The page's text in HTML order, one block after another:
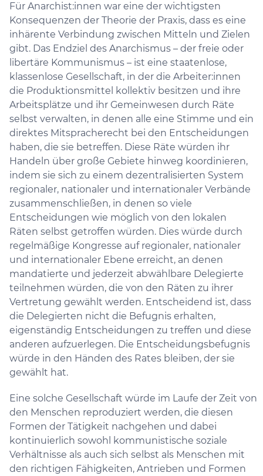
Für Anarchist:innen war eine der wichtigsten
Konsequenzen der Theorie der Praxis, dass es eine
inhärente Verbindung zwischen Mitteln und Zielen
gibt. Das Endziel des Anarchismus – der freie oder
libertäre Kommunismus – ist eine staatenlose,
klassenlose Gesellschaft, in der die Arbeiter:innen
die Produktionsmittel kollektiv besitzen und ihre
Arbeitsplätze und ihr Gemeinwesen durch Räte
selbst verwalten, in denen alle eine Stimme und ein
direktes Mitspracherecht bei den Entscheidungen
haben, die sie betreffen. Diese Räte würden ihr
Handeln über große Gebiete hinweg koordinieren,
indem sie sich zu einem dezentralisierten System
regionaler, nationaler und internationaler Verbände
zusammenschließen, in denen so viele
Entscheidungen wie möglich von den lokalen
Räten selbst getroffen würden. Dies würde durch
regelmäßige Kongresse auf regionaler, nationaler
und internationaler Ebene erreicht, an denen
mandatierte und jederzeit abwählbare Delegierte
teilnehmen würden, die von den Räten zu ihrer
Vertretung gewählt werden. Entscheidend ist, dass
die Delegierten nicht die Befugnis erhalten,
eigenständig Entscheidungen zu treffen und diese
anderen aufzuerlegen. Die Entscheidungsbefugnis
würde in den Händen des Rates bleiben, der sie
gewählt hat.
Eine solche Gesellschaft würde im Laufe der Zeit von
den Menschen reproduziert werden, die diesen
Formen der Tätigkeit nachgehen und dabei
kontinuierlich sowohl kommunistische soziale
Verhältnisse als auch sich selbst als Menschen mit
den richtigen Fähigkeiten, Antrieben und Formen